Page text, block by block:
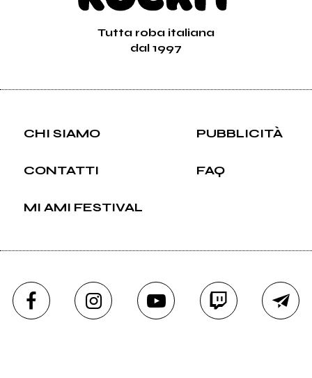
Tutta roba italiana
dal 1997
CHI SIAMO PUBBLICITÀ
CONTATTI FAQ
MI AMI FESTIVAL